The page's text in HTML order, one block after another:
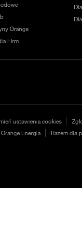
Orange
Firm
ustawienia cookies
Orange Energia Razem dla